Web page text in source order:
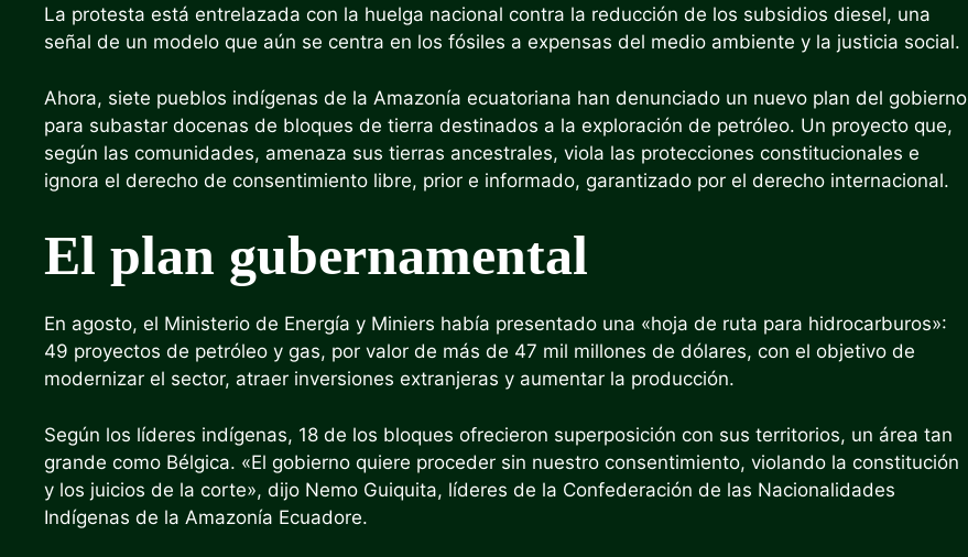
La protesta está entrelazada con la huelga nacional contra la reducción de los subsidios diesel, una
señal de un modelo que aún se centra en los fósiles a expensas del medio ambiente y la justicia social.
Ahora, siete pueblos indígenas de la Amazonía ecuatoriana han denunciado un nuevo plan del gobierno
para subastar docenas de bloques de tierra destinados a la exploración de petróleo. Un proyecto que,
según las comunidades, amenaza sus tierras ancestrales, viola las protecciones constitucionales e
ignora el derecho de consentimiento libre, prior e informado, garantizado por el derecho internacional.
El plan gubernamental
En agosto, el Ministerio de Energía y Miniers había presentado una «hoja de ruta para hidrocarburos»:
49 proyectos de petróleo y gas, por valor de más de 47 mil millones de dólares, con el objetivo de
modernizar el sector, atraer inversiones extranjeras y aumentar la producción.
Según los líderes indígenas, 18 de los bloques ofrecieron superposición con sus territorios, un área tan
grande como Bélgica. «El gobierno quiere proceder sin nuestro consentimiento, violando la constitución
y los juicios de la corte», dijo Nemo Guiquita, líderes de la Confederación de las Nacionalidades
Indígenas de la Amazonía Ecuadore.